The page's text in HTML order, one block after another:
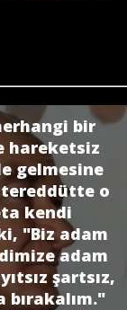
bir
hareketsiz
gelmesine
o
kendi
"Biz adam
adam
şartsız,